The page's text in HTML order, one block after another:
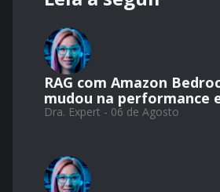
RAG com Amazon
mudou na performance
Dra. Expert - 06 de Agosto